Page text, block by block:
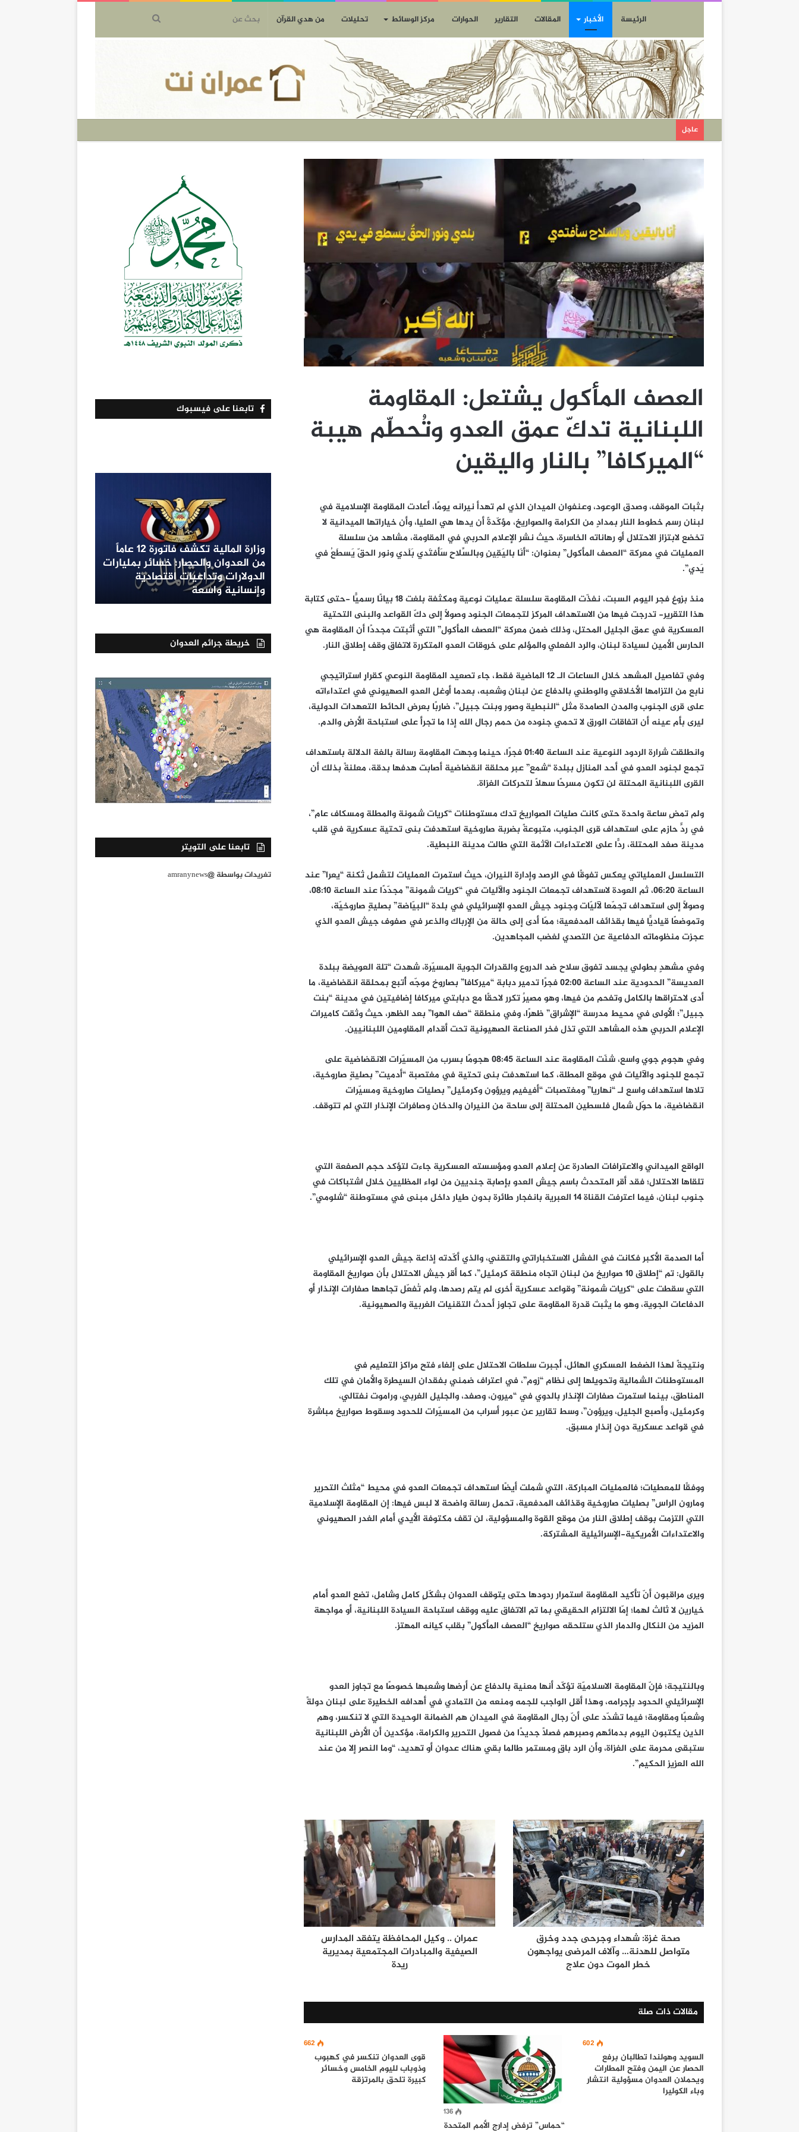
الرئيسة الأخبار المقالات التقارير الحوارات مركز الوسائط تحليلات من هدي القرآن
عاجل
العصف المأكول يشتعل: المقاومة
اللبنانية تدكّ عمق العدو وتُحطّم هيبة
“الميركافا” بالنار واليقين
بثبات الموقف، وصدق الوعود، وعنفوان الميدان الذي لم تهدأ نيرانه يومًا، أعادت المقاومة الإسلامية في
لبنان رسم خطوط النار بمدادٍ من الكرامة والصواريخ، مؤكّدةً أن يدها هي العليا، وأن خياراتها الميدانية لا
تخضع لابتزاز الاحتلال أو رهاناته الخاسرة، حيث نشر الإعلام الحربي في المقاومة، مشاهد من سلسلة
العمليات في معركة “العصف المأكول” بعنوان: “أنَا باليَقِينِ وبالسِّلاحِ سَأفتَدي بَلَدي ونور الحقّ يَسطَعُ في
يَدي”.
منذ بزوغ فجر اليوم السبت، نفذّت المقاومة سلسلة عمليات نوعية ومكثفة بلغت 18 بيانًا رسميًّا -حتى كتابة
هذا التقرير- تدرجت فيها من الاستهداف المركز لتجمعات الجنود وصولاً إلى دكّ القواعد والبنى التحتية
العسكرية في عمق الجليل المحتل، وذلك ضمن معركة “العصف المأكول” التي أثبتت مجددًا أن المقاومة هي
الحارس الأمين لسيادة لبنان، والرد الفعلي والمؤلم على خروقات العدو المتكررة لاتفاق وقف إطلاق النار.
وفي تفاصيل المشهد خلال الساعات الـ 12 الماضية فقط، جاء تصعيد المقاومة النوعي كقرارٍ استراتيجي
نابع من التزامها الأخلاقي والوطني بالدفاع عن لبنان وشعبه، بعدما أوغل العدو الصهيوني في اعتداءاته
على قرى الجنوب والمدن الصامدة مثل “النبطية وصور وبنت جبيل”، ضاربًا بعرض الحائط التعهدات الدولية،
ليرى بأم عينه أن اتفاقات الورق لا تحمي جنوده من حمم رجال الله إذا ما تجرأ على استباحة الأرض والدم.
وانطلقت شرارة الردود النوعية عند الساعة 01:40 فجرًا، حينما وجهت المقاومة رسالة بالغة الدلالة باستهداف
تجمع لجنود العدو في أحد المنازل ببلدة “شمع” عبر محلقة انقضاضية أصابت هدفها بدقة، معلنةً بذلك أن
القرى اللبنانية المحتلة لن تكون مسرحًا سهلاً لتحركات الغزاة.
ولم تمضِ ساعة واحدة حتى كانت صليات الصواريخ تدك مستوطنات “كريات شمونة والمطلة ومسكاف عام”،
في ردٍّ حازم على استهداف قرى الجنوب، متبوعةً بضربة صاروخية استهدفت بنى تحتية عسكرية في قلب
مدينة صفد المحتلة، ردًّا على الاعتداءات الآثمة التي طالت مدينة النبطية.
التسلسل العملياتي يعكس تفوقًا في الرصد وإدارة النيران، حيث استمرت العمليات لتشمل ثكنة “يعرا” عند
الساعة 06:20، ثم العودة لاستهداف تجمعات الجنود والآليات في “كريات شمونة” مجدّدًا عند الساعة 08:10،
وصولاً إلى استهداف تجمّعا لآليّات وجنود جيش العدو الإسرائيلي في بلدة “البيّاضة” بصليةٍ صاروخيّة،
وتموضعًا قياديًّا فيها بقذائف المدفعية؛ ممّا أدى إلى حالة من الإرباك والذعر في صفوف جيش العدو الذي
عجزت منظوماته الدفاعية عن التصدي لغضب المجاهدين.
وفي مشهدٍ بطولي يجسد تفوق سلاح ضد الدروع والقدرات الجوية المسيّرة، شهدت “تلة العويضة ببلدة
العديسة” الحدودية عند الساعة 02:00 فجرًا تدمير دبابة “ميركافا” بصاروخ موجّه أُتبع بمحلقة انقضاضية، ما
أدى لاحتراقها بالكامل وتفحم من فيها، وهو مصيرٌ تكرر لاحقًا مع دبابتي ميركافا إضافيتين في مدينة “بنت
جبيل”؛ الأولى في محيط مدرسة “الإشراق” ظهرًا، وفي منطقة “صف الهوا” بعد الظهر، حيث وثقت كاميرات
الإعلام الحربي هذه المشاهد التي تذل فخر الصناعة الصهيونية تحت أقدام المقاومين اللبنانيين.
وفي هجومٍ جوي واسع، شنّت المقاومة عند الساعة 08:45 هجومًا بسرب من المسيّرات الانقضاضية على
تجمع للجنود والآليات في موقع المطلة، كما استهدفت بنى تحتية في مغتصبة “أدميت” بصليةٍ صاروخية،
تلاها استهداف واسع لـ “نهاريا” ومغتصبات “أفيفيم ويرؤون وكرمئيل” بصليات صاروخية ومسيّرات
انقضاضية، ما حوّل شمال فلسطين المحتلة إلى ساحة من النيران والدخان وصافرات الإنذار التي لم تتوقف.
الواقع الميداني والاعترافات الصادرة عن إعلام العدو ومؤسسته العسكرية جاءت لتؤكد حجم الصفعة التي
تلقاها الاحتلال؛ فقد أقر المتحدث باسم جيش العدو بإصابة جنديين من لواء المظليين خلال اشتباكات في
جنوب لبنان، فيما اعترفت القناة 14 العبرية بانفجار طائرة بدون طيار داخل مبنى في مستوطنة “شلومي”.
أما الصدمة الأكبر فكانت في الفشل الاستخباراتي والتقني، والذي أكّدته إذاعة جيش العدو الإسرائيلي
بالقول: تم “إطلاق 10 صواريخ من لبنان اتجاه منطقة كرمئيل”، كما أقر جيش الاحتلال بأن صواريخ المقاومة
التي سقطت على “كريات شمونة” وقواعد عسكرية أخرى لم يتم رصدها، ولم تُفعّل تجاهها صفارات الإنذار أو
الدفاعات الجوية، وهو ما يثبت قدرة المقاومة على تجاوز أحدث التقنيات الغربية والصهيونية.
ونتيجةً لهذا الضغط العسكري الهائل، أُجبرت سلطات الاحتلال على إلغاء فتح مراكز التعليم في
المستوطنات الشمالية وتحويلها إلى نظام “زوم”، في اعتراف ضمني بفقدان السيطرة والأمان في تلك
المناطق، بينما استمرت صفارات الإنذار بالدوي في “ميرون، وصفد، والجليل الغربي، وراموت نفتالي،
وكرمئيل، وأصبع الجليل، ويرؤون”، وسط تقارير عن عبور أسراب من المسيّرات للحدود وسقوط صواريخ مباشرة
في قواعد عسكرية دون إنذارٍ مسبق.
ووفقًا للمعطيات؛ فالعمليات المباركة، التي شملت أيضًا استهداف تجمعات العدو في محيط “مثلث التحرير
ومارون الراس” بصليات صاروخية وقذائف المدفعية، تحمل رسالة واضحة لا لبس فيها: إن المقاومة الإسلامية
التي التزمت بوقف إطلاق النار من موقع القوة والمسؤولية، لن تقف مكتوفة الأيدي أمام الغدر الصهيوني
والاعتداءات الأمريكية-الإسرائيلية المشتركة.
ويرى مراقبون أنّ تأكيد المقاومة استمرار ردودها حتى يتوقف العدوان بشكّلٍ كامل وشامل، تضع العدو أمام
خيارين لا ثالث لهما؛ إمّا الالتزام الحقيقي بما تم الاتفاق عليه ووقف استباحة السيادة اللبنانية، أو مواجهة
المزيد من النكال والدمار الذي ستلحقه صواريخ “العصف المأكول” بقلب كيانه المهتز.
وبالنتيجة؛ فإنّ المقاومة الاسلاميّة تؤكّد أنها معنية بالدفاع عن أرضها وشعبها خصوصًا مع تجاوز العدو
الإسرائيلي الحدود بإجرامه، وهذا أقل الواجب للجمه ومنعه من التمادي في أهدافه الخطيرة على لبنان دولةً
وشعبًا ومقاومة؛ فيما تشدّد على أنّ رجال المقاومة في الميدان هم الضمانة الوحيدة التي لا تنكسر، وهم
الذين يكتبون اليوم بدمائهم وصبرهم فصلاً جديدًا من فصول التحرير والكرامة، مؤكدين أن الأرض اللبنانية
ستبقى محرمة على الغزاة، وأن الرد باقٍ ومستمر طالما بقي هناك عدوان أو تهديد، “وما النصر إلا من عند
الله العزيز الحكيم”.
صحة غزة: شهداء وجرحى جدد وخرق
متواصل للهدنة… وآلاف المرضى يواجهون
خطر الموت دون علاج
عمران .. وكيل المحافظة يتفقد المدارس
الصيفية والمبادرات المجتمعية بمديرية
ريدة
مقالات ذات صلة
602
السويد وهولندا تطالبان برفع
الحصار عن اليمن وفتح المطارات
ويحملان العدوان مسؤولية انتشار
وباء الكوليرا
136
“حماس” ترفض إدارج الأمم المتحدة
662
​قوى العدوان تنكسر في كهبوب
وذوباب لليوم الخامس وخسائر
كبيرة تلحق بالمرتزقة
تابعنا على فيسبوك
وزارة المالية تكشف فاتورة 12 عاماً
من العدوان والحصار: خسائر بمليارات
الدولارات وتداعيات اقتصادية
وإنسانية واسعة
خريطة جرائم العدوان
تابعنا على التويتر
تغريدات بواسطة @amranynews